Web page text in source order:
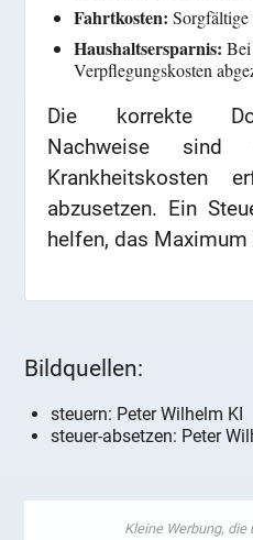
Fahrtkosten:
Haushaltsersparnis:
Verpflegungskosten
Die korrekte
Nachweise sind
Krankheitskosten
abzusetzen. Ein
helfen, das Maximum
Bildquellen:
steuern: Peter Wilhelm KI
steuer-absetzen: Peter